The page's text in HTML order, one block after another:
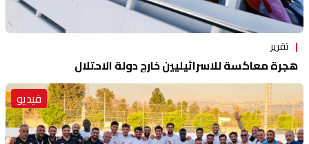
تقرير
هجرة معاكسة للاسرائيليين خارج دولة الاحتلال
فيديو